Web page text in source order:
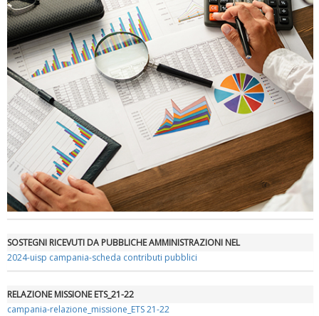
Tiziano Pesce nel Cda di Fondazione Terzjus: prima riunione a
Roma
SOSTEGNI RICEVUTI DA PUBBLICHE AMMINISTRAZIONI NEL
2024-uisp campania-scheda contributi pubblici
RELAZIONE MISSIONE ETS_21-22
campania-relazione_missione_ETS 21-22